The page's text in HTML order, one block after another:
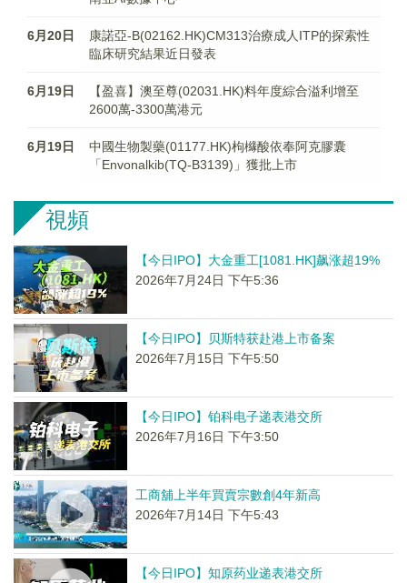
6月20日
康諾亞-B(02162.HK)CM313治療成人ITP的探索性
臨床研究結果近日發表
6月19日
【盈喜】澳至尊(02031.HK)料年度綜合溢利增至
2600萬-3300萬港元
6月19日
中國生物製藥(01177.HK)枸櫞酸依奉阿克膠囊
「Envonalkib(TQ-B3139)」獲批上市
視頻
【今日IPO】大金重工[1081.HK]飙涨超19%
2026年7月24日 下午5:36
【今日IPO】贝斯特获赴港上市备案
2026年7月15日 下午5:50
【今日IPO】铂科电子递表港交所
2026年7月16日 下午3:50
工商舖上半年買賣宗數創4年新高
2026年7月14日 下午5:43
【今日IPO】知原药业递表港交所